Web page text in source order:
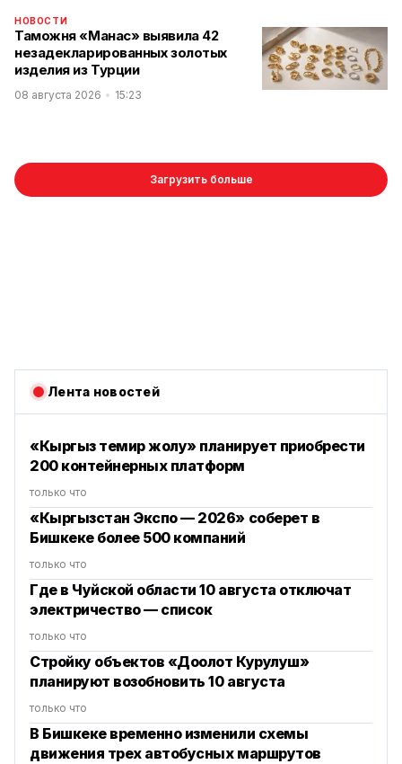
НОВОСТИ
Таможня «Манас» выявила 42
незадекларированных золотых
изделия из Турции
08 августа 2026 15:23
Загрузить больше
Лента новостей
«Кыргыз темир жолу» планирует приобрести
200 контейнерных платформ
только что
«Кыргызстан Экспо — 2026» соберет в
Бишкеке более 500 компаний
только что
Где в Чуйской области 10 августа отключат
электричество — список
только что
Стройку объектов «Доолот Курулуш»
планируют возобновить 10 августа
только что
В Бишкеке временно изменили схемы
движения трех автобусных маршрутов